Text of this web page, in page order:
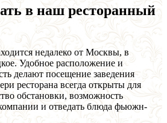
в наш ресторанный
недалеко от Москвы, в
Удобное расположение и
делают посещение заведения
ресторана всегда открыты для
обстановки, возможность
и отведать блюда фьюжн-